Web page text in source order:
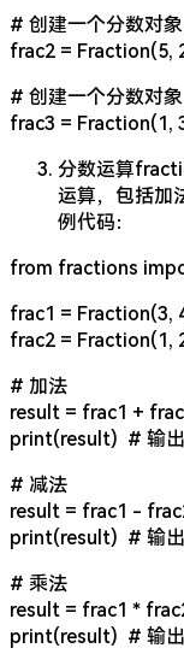
# 创建一个分数对
frac2 = Fraction(5,
# 创建一个分数对
frac3 = Fraction(1,
分数运算
运算，包括加
例代码：
from fractions
frac1 = Fraction(3,
frac2 = Fraction(1,
# 加法
result = frac1 +
print(result) # 输
# 减法
result = frac1 -
print(result) # 输
# 乘法
result = frac1 *
print(result) # 输